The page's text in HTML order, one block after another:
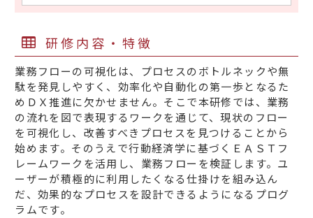
研修内容・特徴
業務フローの可視化は、プロセスのボトルネックや無
駄を発見しやすく、効率化や自動化の第一歩となるた
めＤＸ推進に欠かせません。そこで本研修では、業務
の流れを図で表現するワークを通じて、現状のフロー
を可視化し、改善すべきプロセスを見つけることから
始めます。そのうえで行動経済学に基づくＥＡＳＴフ
レームワークを活用し、業務フローを検証します。ユ
ーザーが積極的に利用したくなる仕掛けを組み込ん
だ、効果的なプロセスを設計できるようになるプログ
ラムです。